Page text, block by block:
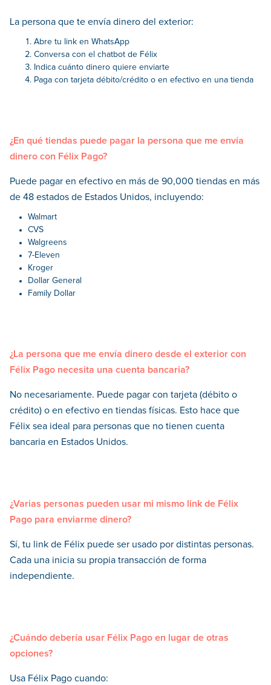
La persona que te envía dinero del exterior:
Abre tu link en WhatsApp
Conversa con el chatbot de Félix
Indica cuánto dinero quiere enviarte
Paga con tarjeta débito/crédito o en efectivo en una tienda
¿En qué tiendas puede pagar la persona que me envía
dinero con Félix Pago?
Puede pagar en efectivo en más de 90,000 tiendas en más
de 48 estados de Estados Unidos, incluyendo:
Walmart
CVS
Walgreens
7-Eleven
Kroger
Dollar General
Family Dollar
¿La persona que me envía dinero desde el exterior con
Félix Pago necesita una cuenta bancaria?
No necesariamente. Puede pagar con tarjeta (débito o
crédito) o en efectivo en tiendas físicas. Esto hace que
Félix sea ideal para personas que no tienen cuenta
bancaria en Estados Unidos.
¿Varias personas pueden usar mi mismo link de Félix
Pago para enviarme dinero?
Sí, tu link de Félix puede ser usado por distintas personas.
Cada una inicia su propia transacción de forma
independiente.
¿Cuándo debería usar Félix Pago en lugar de otras
opciones?
Usa Félix Pago cuando: